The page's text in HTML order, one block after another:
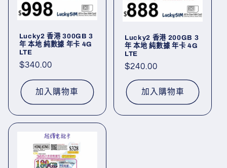
Lucky2 香港 300GB 3
年 本地 純數據 年卡 4G
LTE
定
$340.00
加入購物車
Lucky2 香港 200GB 3
年 本地 純數據 年卡 4G
LTE
定
價
$240.00
加入購物車